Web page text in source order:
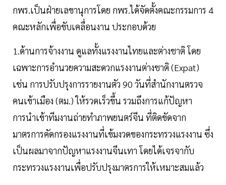
กพร.เป็นฝ่ายเลขานุการโดย กพร.ได้จัดตั้งคณะกรรมการ 4
คณะหลักเพื่อขับเคลื่อนงาน ประกอบด้วย
1.ด้านการจ้างงาน ดูแลทั้งแรงงานไทยและต่างชาติ โดย
เฉพาะการอำนวยความสะดวกแรงงานต่างชาติ (Expat)
เช่น การปรับปรุงการรายงานตัว 90 วันที่สำนักงานตรวจ
คนเข้าเมือง (ตม.) ให้รวดเร็วขึ้น รวมถึงการแก้ปัญหา
การนำเข้าทีมงานถ่ายทำภาพยนตร์จีน ที่ติดขัดจาก
มาตรการคัดกรองแรงงานที่เข้มงวดของกระทรวงแรงงาน ซึ่ง
เป็นผลมาจากปัญหาแรงงานจีนเทา โดยได้เจรจากับ
กระทรวงแรงงานเพื่อปรับปรุงมาตรการให้เหมาะสมแล้ว